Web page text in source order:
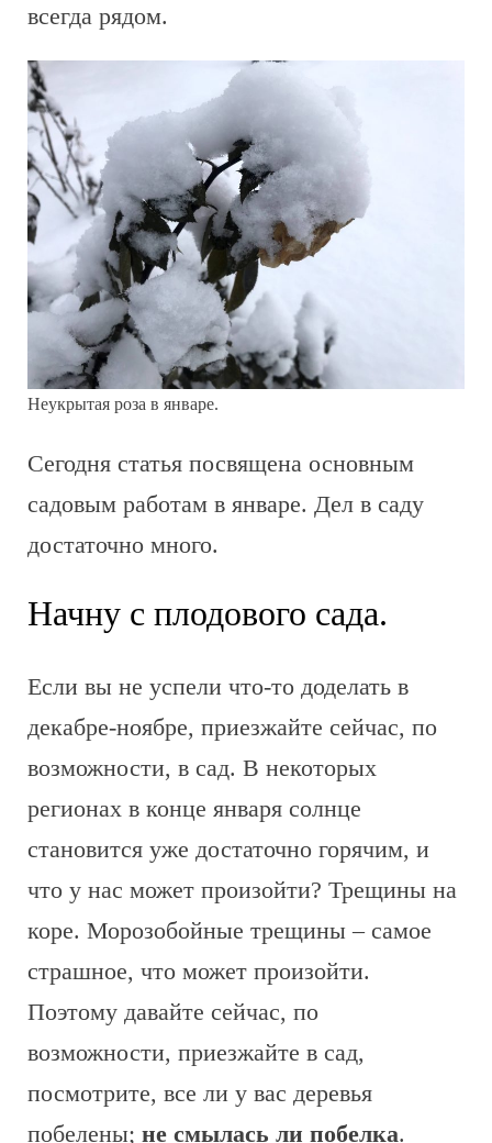
всегда рядом.
Неукрытая роза в январе.
Сегодня статья посвящена основным
садовым работам в январе. Дел в саду
достаточно много.
Начну с плодового сада.
Если вы не успели что-то доделать в
декабре-ноябре, приезжайте сейчас, по
возможности, в сад. В некоторых
регионах в конце января солнце
становится уже достаточно горячим, и
что у нас может произойти? Трещины на
коре. Морозобойные трещины – самое
страшное, что может произойти.
Поэтому давайте сейчас, по
возможности, приезжайте в сад,
посмотрите, все ли у вас деревья
побелены; не смылась ли побелка.